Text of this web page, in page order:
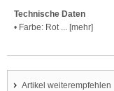
Technische Daten
• Farbe: Rot ... [mehr]
Artikel weiterempfehlen